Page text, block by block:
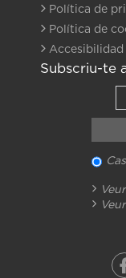
Política de
Política de
Accesibilidad
Subscriu-te